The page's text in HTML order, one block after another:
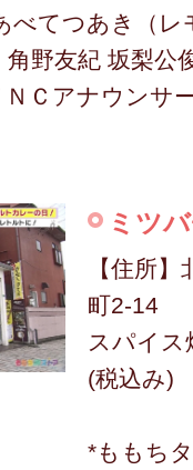
べてつあき（レ
野友紀 坂梨公
Ｃアナウンサ
ミツ
【住所
町2-14
スパイス
(税込み)
*ももち